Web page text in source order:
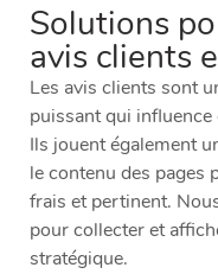
Solutions
avis clients
Les avis clients sont
puissant qui influence
Ils jouent également
le contenu des pages
frais et pertinent.
pour collecter et
stratégique.